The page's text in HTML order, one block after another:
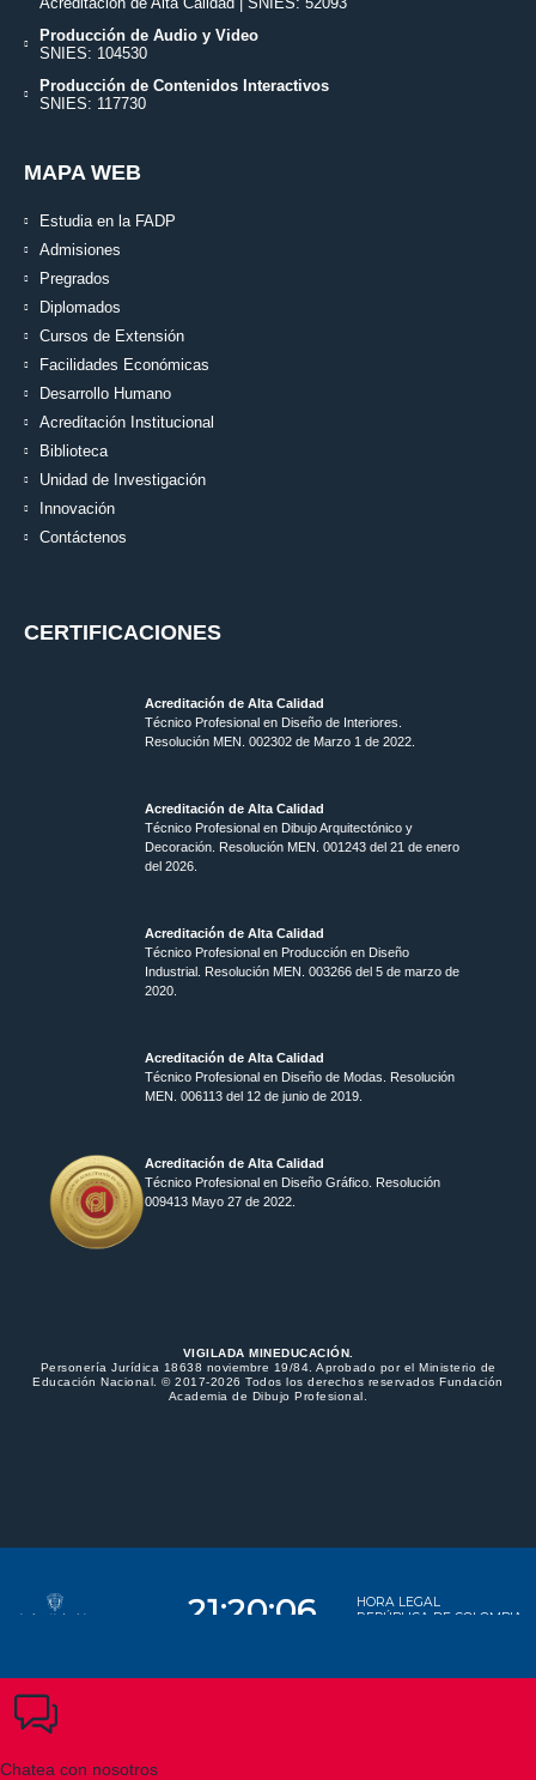
Producción de Audio y Video
SNIES: 104530
Producción de Contenidos Interactivos
SNIES: 117730
MAPA WEB
Estudia en la FADP
Admisiones
Pregrados
Diplomados
Cursos de Extensión
Facilidades Económicas
Desarrollo Humano
Acreditación Institucional
Biblioteca
Unidad de Investigación
Innovación
Contáctenos
CERTIFICACIONES
Acreditación de Alta Calidad
Técnico Profesional en Diseño de Interiores.
Resolución MEN. 002302 de Marzo 1 de 2022.
Acreditación de Alta Calidad
Técnico Profesional en Dibujo Arquitectónico y
Decoración. Resolución MEN. 001243 del 21 de enero
del 2026.
Acreditación de Alta Calidad
Técnico Profesional en Producción en Diseño
Industrial. Resolución MEN. 003266 del 5 de marzo de
2020.
Acreditación de Alta Calidad
Técnico Profesional en Diseño de Modas. Resolución
MEN. 006113 del 12 de junio de 2019.
Acreditación de Alta Calidad
Técnico Profesional en Diseño Gráfico. Resolución
009413 Mayo 27 de 2022.
VIGILADA MINEDUCACIÓN.
Personería Jurídica 18638 noviembre 19/84. Aprobado por el Ministerio de
Educación Nacional. © 2017-2026 Todos los derechos reservados Fundación
Academia de Dibujo Profesional.
Chatea con nosotros